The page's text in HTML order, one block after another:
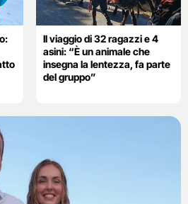
Il viaggio di 32 ragazzi e 4
asini: “È un animale che
insegna la lentezza, fa parte
del gruppo”